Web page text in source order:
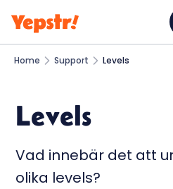
Home Support Levels
Levels
Vad innebär det att
olika levels?